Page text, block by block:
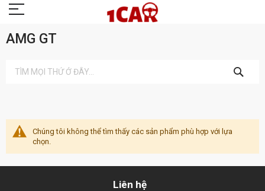
AMG GT
KIẾM
Chúng tôi không thể tìm thấy các sản phẩm phù hợp với lựa
chọn.
Liên hệ